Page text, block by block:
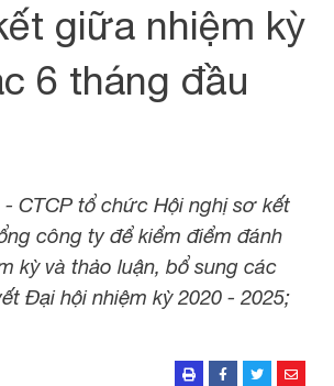
giữa nhiệm kỳ
6 tháng đầu
CTCP tổ chức Hội nghị sơ kết
công ty để kiểm điểm đánh
kỳ và thảo luận, bổ sung các
Đại hội nhiệm kỳ 2020 - 2025;